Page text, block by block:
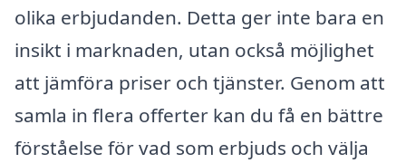
olika erbjudanden. Detta ger inte bara en
insikt i marknaden, utan också möjlighet
att jämföra priser och tjänster. Genom att
samla in flera offerter kan du få en bättre
förståelse för vad som erbjuds och välja